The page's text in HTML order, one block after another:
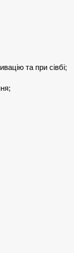
та при сівбі;